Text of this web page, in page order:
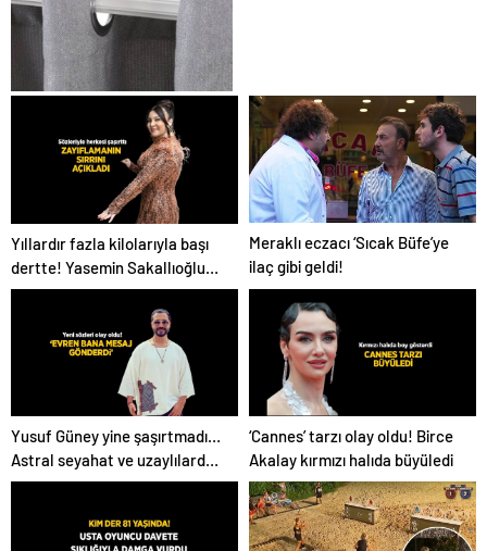
Antibakteriyel Perde
Yıkama
Yıllardır fazla kilolarıyla başı
dertte! Yasemin Sakallıoğlu
zayıflamasının sırrını açıkladı
Meraklı eczacı ‘Sıcak Büfe’ye
ilaç gibi geldi!
Yusuf Güney yine şaşırtmadı…
Astral seyahat ve uzaylılardan
sonra şimdi de evren! ‘Bana
‘Cannes’ tarzı olay oldu! Birce
Akalay kırmızı halıda büyüledi